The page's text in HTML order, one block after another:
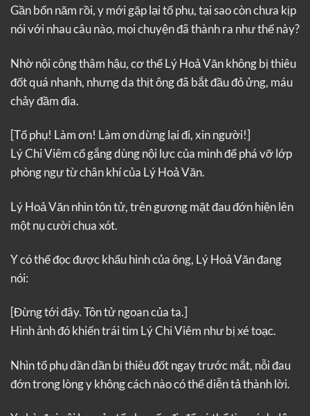
Gần bốn năm rồi, y mới gặp lại tổ phụ, tại sao còn chưa kịp
nói với nhau câu nào, mọi chuyện đã thành ra như thế này?
Nhờ nội công thâm hậu, cơ thể Lý Hoả Văn không bị thiêu
đốt quá nhanh, nhưng da thịt ông đã bắt đầu đỏ ửng, máu
chảy đầm đìa.
[Tổ phụ! Làm ơn! Làm ơn dừng lại đi, xin người!]
Lý Chi Viêm cố gắng dùng nội lực của mình để phá vỡ lớp
phòng ngự từ chân khí của Lý Hoả Văn.
Lý Hoả Văn nhìn tôn tử, trên gương mặt đau đớn hiện lên
một nụ cười chua xót.
Y có thể đọc được khẩu hình của ông, Lý Hoả Văn đang
nói:
[Đừng tới đây. Tôn tử ngoan của ta.]
Hình ảnh đó khiến trái tim Lý Chi Viêm như bị xé toạc.
Nhìn tổ phụ dần dần bị thiêu đốt ngay trước mắt, nỗi đau
đớn trong lòng y không cách nào có thể diễn tả thành lời.